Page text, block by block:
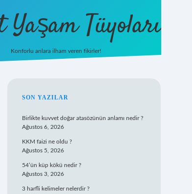
Yaşam Tüyoları
Konforlu anlara ilham veren fikirler!
SIDEBAR
SON YAZILAR
Birlikte kuvvet doğar atasözünün anlamı nedir ?
Ağustos 6, 2026
KKM faizi ne oldu ?
Ağustos 5, 2026
54’ün küp kökü nedir ?
Ağustos 3, 2026
3 harfli kelimeler nelerdir ?